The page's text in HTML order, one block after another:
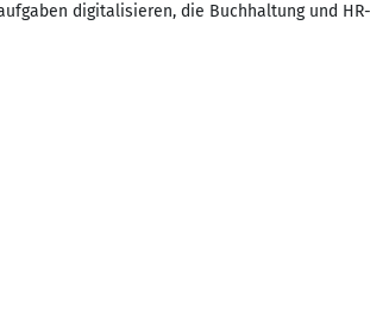
digitalisieren, die Buchhaltung und